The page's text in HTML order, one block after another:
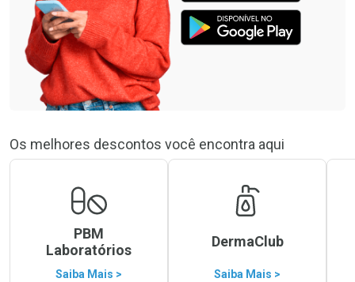
Os melhores descontos você encontra aqui
PBM
Laboratórios
Saiba Mais >
DermaClub
Saiba Mais >